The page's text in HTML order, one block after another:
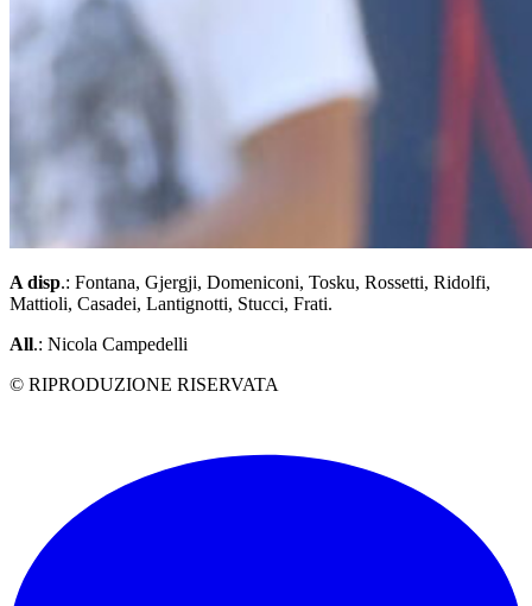
A disp.: Fontana, Gjergji, Domeniconi, Tosku, Rossetti, Ridolfi,
Mattioli, Casadei, Lantignotti, Stucci, Frati.
All.: Nicola Campedelli
© RIPRODUZIONE RISERVATA